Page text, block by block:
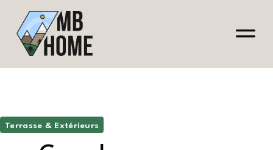
Terrasse & Extérieurs